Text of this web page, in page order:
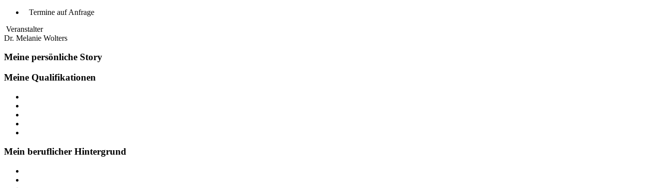
Termine auf Anfrage
Veranstalter
Dr. Melanie Wolters
Meine persönliche Story
Meine Qualifikationen
Mein beruflicher Hintergrund